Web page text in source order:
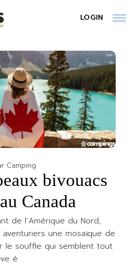
LOGIN
Camping
bivouacs
Canada
de l’Amérique du Nord,
une mosaïque de
le souffle qui semblent tout
é